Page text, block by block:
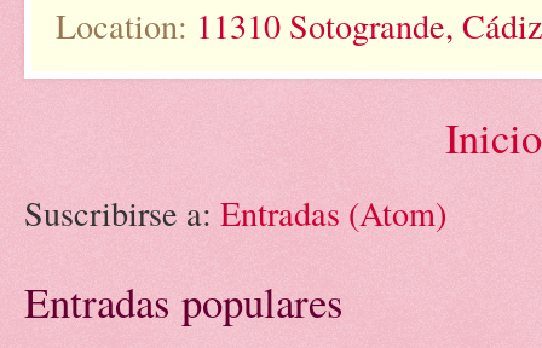
Location: 11310 Sotogrande,
Inicio
Suscribirse a: Entradas (Atom)
Entradas populares